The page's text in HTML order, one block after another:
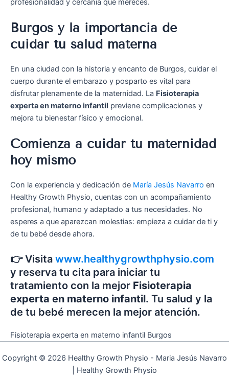
profesionalidad y cercanía que mereces.
Burgos y la importancia de
cuidar tu salud materna
En una ciudad con la historia y encanto de Burgos, cuidar el
cuerpo durante el embarazo y posparto es vital para
disfrutar plenamente de la maternidad. La Fisioterapia
experta en materno infantil previene complicaciones y
mejora tu bienestar físico y emocional.
Comienza a cuidar tu maternidad
hoy mismo
Con la experiencia y dedicación de María Jesús Navarro en
Healthy Growth Physio, cuentas con un acompañamiento
profesional, humano y adaptado a tus necesidades. No
esperes a que aparezcan molestias: empieza a cuidar de ti y
de tu bebé desde ahora.
👉 Visita www.healthygrowthphysio.com
y reserva tu cita para iniciar tu
tratamiento con la mejor Fisioterapia
experta en materno infantil. Tu salud y la
de tu bebé merecen la mejor atención.
Fisioterapia experta en materno infantil Burgos
Copyright © 2026 Healthy Growth Physio - Maria Jesús Navarro
| Healthy Growth Physio